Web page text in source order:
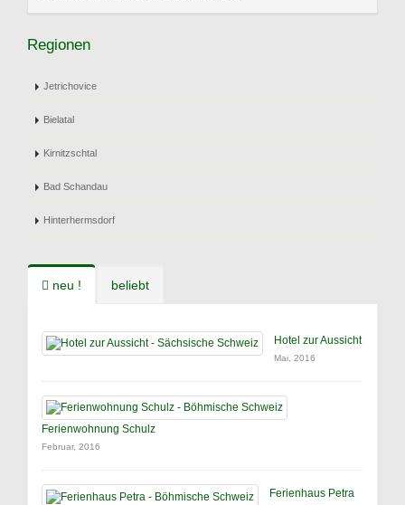
Regionen
Jetrichovice
Bielatal
Kirnitzschtal
Bad Schandau
Hinterhermsdorf
neu ! beliebt
Hotel zur Aussicht
Mai, 2016
Ferienwohnung Schulz
Februar, 2016
Ferienhaus Petra